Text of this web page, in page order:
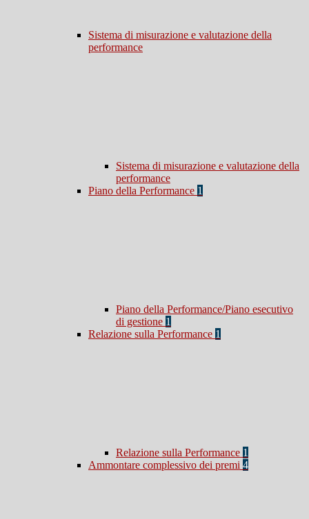
Sistema di misurazione e valutazione della
performance
Sistema di misurazione e valutazione della
performance
Piano della Performance 1
Piano della Performance/Piano esecutivo
di gestione 1
Relazione sulla Performance 1
Relazione sulla Performance 1
Ammontare complessivo dei premi 4